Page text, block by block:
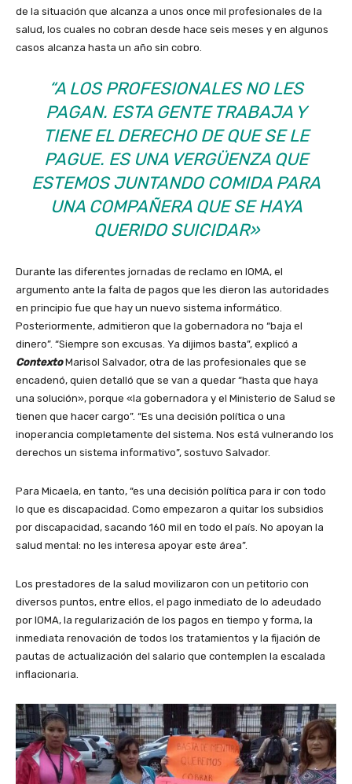
de la situación que alcanza a unos once mil profesionales de la
salud, los cuales no cobran desde hace seis meses y en algunos
casos alcanza hasta un año sin cobro.
“A LOS PROFESIONALES NO LES
PAGAN. ESTA GENTE TRABAJA Y
TIENE EL DERECHO DE QUE SE LE
PAGUE. ES UNA VERGÜENZA QUE
ESTEMOS JUNTANDO COMIDA PARA
UNA COMPAÑERA QUE SE HAYA
QUERIDO SUICIDAR»
Durante las diferentes jornadas de reclamo en IOMA, el
argumento ante la falta de pagos que les dieron las autoridades
en principio fue que hay un nuevo sistema informático.
Posteriormente, admitieron que la gobernadora no “baja el
dinero”. “Siempre son excusas. Ya dijimos basta”, explicó a
ContextoMarisol Salvador, otra de las profesionales que se
encadenó, quien detalló que se van a quedar “hasta que haya
una solución», porque «la gobernadora y el Ministerio de Salud se
tienen que hacer cargo”. “Es una decisión política o una
inoperancia completamente del sistema. Nos está vulnerando los
derechos un sistema informativo”, sostuvo Salvador.
Para Micaela, en tanto, “es una decisión política para ir con todo
lo que es discapacidad. Como empezaron a quitar los subsidios
por discapacidad, sacando 160 mil en todo el país. No apoyan la
salud mental: no les interesa apoyar este área”.
Los prestadores de la salud movilizaron con un petitorio con
diversos puntos, entre ellos, el pago inmediato de lo adeudado
por IOMA, la regularización de los pagos en tiempo y forma, la
inmediata renovación de todos los tratamientos y la fijación de
pautas de actualización del salario que contemplen la escalada
inflacionaria.